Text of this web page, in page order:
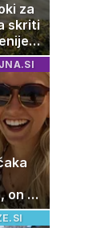
za
skriti
iz
on pa
z